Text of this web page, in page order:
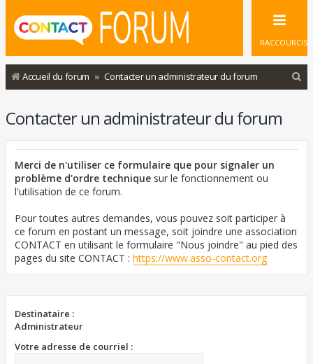
RACCOURCIS
Accueil du forum Contacter un administrateur du forum
Contacter un administrateur du forum
Merci de n'utiliser ce formulaire que pour signaler un
problème d'ordre technique sur le fonctionnement ou
l'utilisation de ce forum.
Pour toutes autres demandes, vous pouvez soit participer à
ce forum en postant un message, soit joindre une association
CONTACT en utilisant le formulaire "Nous joindre" au pied des
pages du site CONTACT : https://www.asso-contact.org
Destinataire :
Administrateur
Votre adresse de courriel :